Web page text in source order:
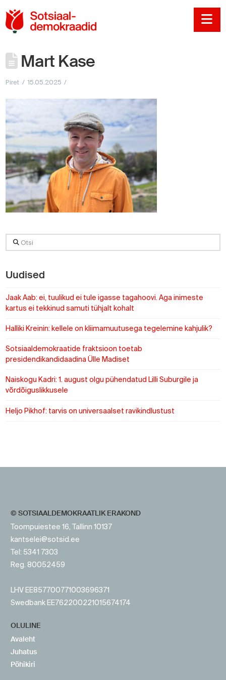
Mart Kase
Piret 15.05.2025
Otsi
Uudised
Jaak Aab: ei, tuulikud ei tule igasse tagahoovi. Aga inimeste
kartus ei tekkinud samuti tühjalt kohalt
Halliki Kreinin: kellele on kliimamuutusega tegelemine kahjulik?
Sotsiaaldemokraatide fraktsioon toetab
presidendikandidaadina Ülle Madiset
Naiskogu Kadri: 1. august olgu pühendatud Lilli Suburgile ja
võrdõiguslikkusele
Heljo Pikhof: tarvis on universaalset ravikindlustust
© SOTSIAALDEMOKRAATLIK ERAKOND
Toompuiestee 16, Tallinn 10137
kantselei@sotsid.ee
Tel: 5341 7303
Reg. 80052459
LHV EE857700771003696371
Swedbank EE762200221015674174
OLULINE
Avaleht
Juhatus
Põhikiri